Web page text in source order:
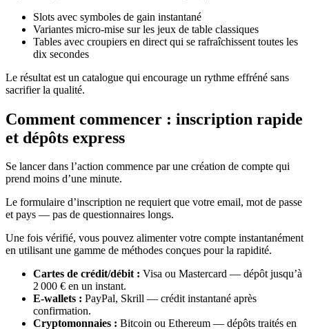
Slots avec symboles de gain instantané
Variantes micro‑mise sur les jeux de table classiques
Tables avec croupiers en direct qui se rafraîchissent toutes les
dix secondes
Le résultat est un catalogue qui encourage un rythme effréné sans
sacrifier la qualité.
Comment commencer : inscription rapide
et dépôts express
Se lancer dans l’action commence par une création de compte qui
prend moins d’une minute.
Le formulaire d’inscription ne requiert que votre email, mot de passe
et pays — pas de questionnaires longs.
Une fois vérifié, vous pouvez alimenter votre compte instantanément
en utilisant une gamme de méthodes conçues pour la rapidité.
Cartes de crédit/débit : Visa ou Mastercard — dépôt jusqu’à
2 000 € en un instant.
E‑wallets : PayPal, Skrill — crédit instantané après
confirmation.
Cryptomonnaies : Bitcoin ou Ethereum — dépôts traités en